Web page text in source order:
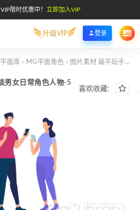
限时优惠中！ 立即加入VIP
升级VIP 登录
面库 > MG平面角色 > 图片素材 扁平玩手机交谈男女日常角色人物-5
喜欢收藏:
男女日常角色人物-5